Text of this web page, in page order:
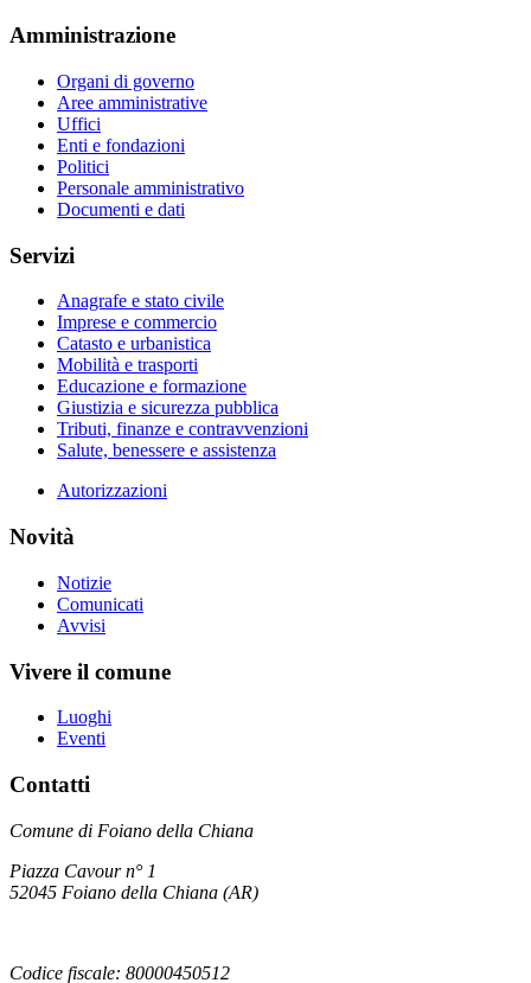
Amministrazione
Organi di governo
Aree amministrative
Uffici
Enti e fondazioni
Politici
Personale amministrativo
Documenti e dati
Servizi
Anagrafe e stato civile
Imprese e commercio
Catasto e urbanistica
Mobilità e trasporti
Educazione e formazione
Giustizia e sicurezza pubblica
Tributi, finanze e contravvenzioni
Salute, benessere e assistenza
Autorizzazioni
Novità
Notizie
Comunicati
Avvisi
Vivere il comune
Luoghi
Eventi
Contatti
Comune di Foiano della Chiana
Piazza Cavour n° 1
52045 Foiano della Chiana (AR)
Codice fiscale: 80000450512